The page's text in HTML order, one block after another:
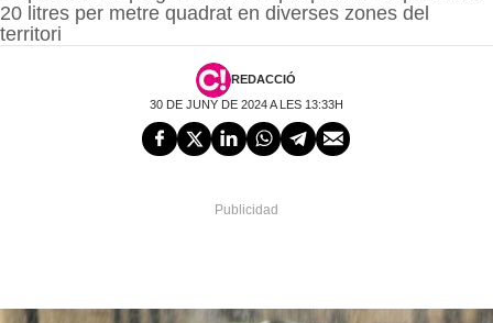
20 litres per metre quadrat en diverses zones del
territori
REDACCIÓ
30 DE JUNY DE 2024 A LES 13:33H